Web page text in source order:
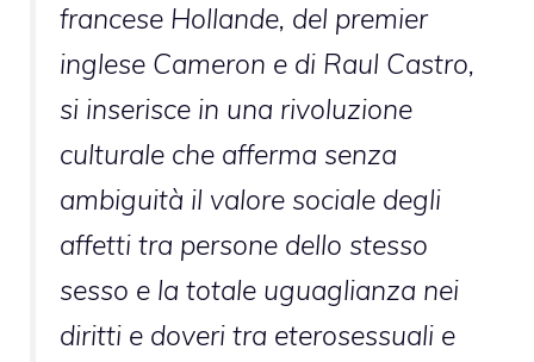
francese Hollande, del premier
inglese Cameron e di Raul Castro,
si inserisce in una rivoluzione
culturale che afferma senza
ambiguità il valore sociale degli
affetti tra persone dello stesso
sesso e la totale uguaglianza nei
diritti e doveri tra eterosessuali e